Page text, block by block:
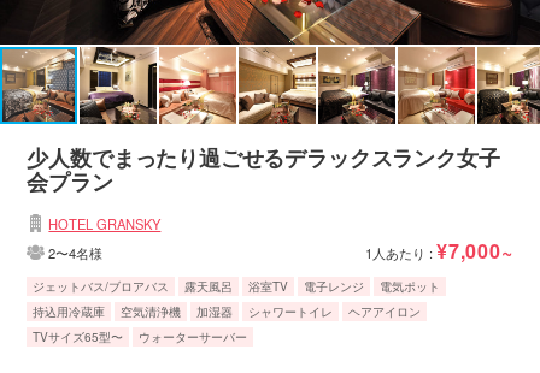
少人数でまったり過ごせるデラックスランク女子
会プラン
HOTEL GRANSKY
2〜4名様
1人あたり :¥7,000~
ジェットバス/ブロアバス 露天風呂 浴室TV 電子レンジ
電気ポット
持込用冷蔵庫
空気清浄機 加湿器 シャワートイレ
ヘアアイロン
TVサイズ65型〜
ウォーターサーバー